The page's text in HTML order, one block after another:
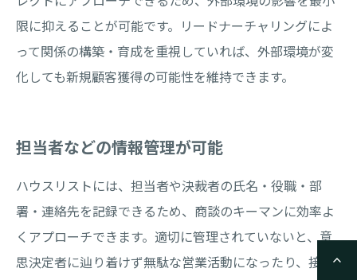
限に抑えることが可能です。リードナーチャリングによ
って関係の構築・育成を重視していれば、外部環境が変
化しても新規顧客獲得の可能性を維持できます。
担当者などの情報管理が可能
ハウスリストには、担当者や決裁者の氏名・役職・部
署・連絡先を記録できるため、商談のキーマンに効率よ
くアプローチできます。適切に管理されていないと、意
思決定者に辿り着けず無駄な営業活動になったり、接触